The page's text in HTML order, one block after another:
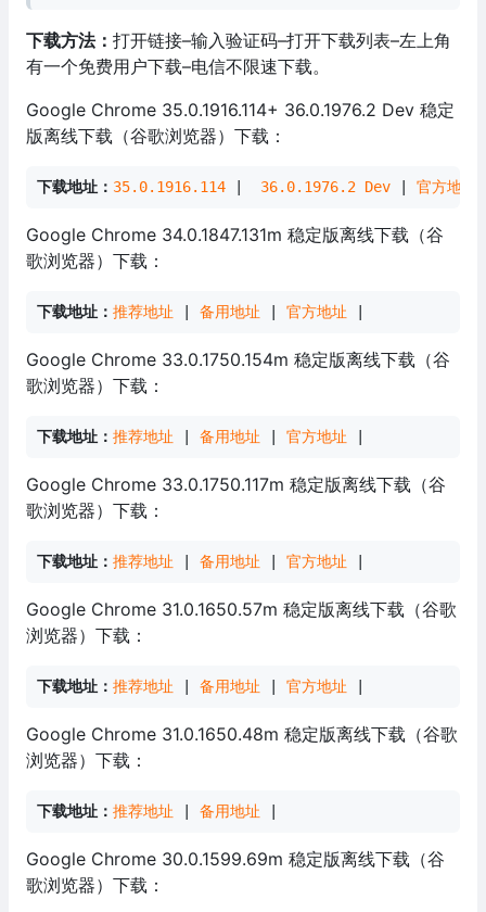
下载方法： 打开链接–输入验证码–打开下载列表–左上角
有一个免费用户下载–电信不限速下载。
Google Chrome 35.0.1916.114+ 36.0.1976.2 Dev 稳定
版离线下载（谷歌浏览器）下载：
下载地址： 35.0.1916.114 36.0.1976.2 Dev 官方地址
Google Chrome 34.0.1847.131m 稳定版离线下载（谷
歌浏览器）下载：
下载地址： 推荐地址 备用地址 官方地址
Google Chrome 33.0.1750.154m 稳定版离线下载（谷
歌浏览器）下载：
下载地址： 推荐地址 备用地址 官方地址
Google Chrome 33.0.1750.117m 稳定版离线下载（谷
歌浏览器）下载：
下载地址： 推荐地址 备用地址 官方地址
Google Chrome 31.0.1650.57m 稳定版离线下载（谷歌
浏览器）下载：
下载地址： 推荐地址 备用地址 官方地址
Google Chrome 31.0.1650.48m 稳定版离线下载（谷歌
浏览器）下载：
下载地址： 推荐地址 备用地址
Google Chrome 30.0.1599.69m 稳定版离线下载（谷
歌浏览器）下载：